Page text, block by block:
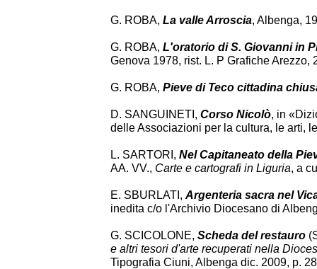
G. ROBA, La valle Arroscia, Albenga,
G. ROBA, L'oratorio di S. Giovanni in
Genova 1978, rist. L. P Grafiche Arezzo,
G. ROBA, Pieve di Teco cittadina
D. SANGUINETI, Corso Nicolò, in
delle Associazioni per la cultura, le arti,
L. SARTORI, Nel Capitaneato della
AA. VV., Carte e cartografi in Liguria, a
E. SBURLATI, Argenteria sacra nel
inedita c/o l'Archivio Diocesano di
G. SCICOLONE, Scheda del restauro
e altri tesori d'arte recuperati nella
Tipografia Ciuni, Albenga dic. 2009, p.